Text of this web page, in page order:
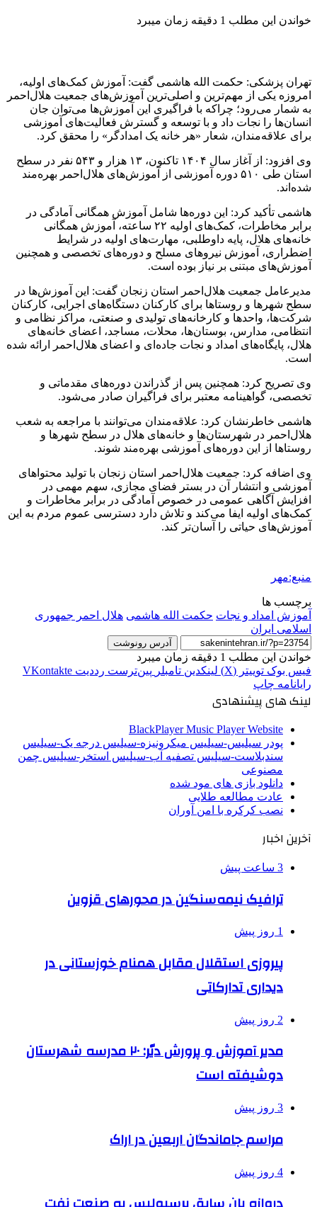
خواندن این مطلب 1 دقیقه زمان میبرد
تهران پزشکی: حکمت الله هاشمی گفت: آموزش کمک‌های اولیه،
امروزه یکی از مهم‌ترین و اصلی‌ترین آموزش‌های جمعیت هلال‌احمر
به شمار می‌رود؛ چراکه با فراگیری این آموزش‌ها می‌توان جان
انسان‌ها را نجات داد و با توسعه و گسترش فعالیت‌های آموزشی
برای علاقه‌مندان، شعار «هر خانه یک امدادگر» را محقق کرد.
وی افزود: از آغاز سال ۱۴۰۴ تاکنون، ۱۳ هزار و ۵۴۳ نفر در سطح
استان طی ۵۱۰ دوره آموزشی از آموزش‌های هلال‌احمر بهره‌مند
شده‌اند.
هاشمی تأکید کرد: این دوره‌ها شامل آموزش همگانی آمادگی در
برابر مخاطرات، کمک‌های اولیه ۲۲ ساعته، آموزش همگانی
خانه‌های هلال، پایه داوطلبی، مهارت‌های اولیه در شرایط
اضطراری، آموزش نیروهای مسلح و دوره‌های تخصصی و همچنین
آموزش‌های مبتنی بر نیاز بوده است.
مدیرعامل جمعیت هلال‌احمر استان زنجان گفت: این آموزش‌ها در
سطح شهرها و روستاها برای کارکنان دستگاه‌های اجرایی، کارکنان
شرکت‌ها، واحدها و کارخانه‌های تولیدی و صنعتی، مراکز نظامی و
انتظامی، مدارس، بوستان‌ها، محلات، مساجد، اعضای خانه‌های
هلال، پایگاه‌های امداد و نجات جاده‌ای و اعضای هلال‌احمر ارائه شده
است.
وی تصریح کرد: همچنین پس از گذراندن دوره‌های مقدماتی و
تخصصی، گواهینامه معتبر برای فراگیران صادر می‌شود.
هاشمی خاطرنشان کرد: علاقه‌مندان می‌توانند با مراجعه به شعب
هلال‌احمر در شهرستان‌ها و خانه‌های هلال در سطح شهرها و
روستاها از این دوره‌های آموزشی بهره‌مند شوند.
وی اضافه کرد: جمعیت هلال‌احمر استان زنجان با تولید محتواهای
آموزشی و انتشار آن در بستر فضای مجازی، سهم مهمی در
افزایش آگاهی عمومی در خصوص آمادگی در برابر مخاطرات و
کمک‌های اولیه ایفا می‌کند و تلاش دارد دسترسی عموم مردم به این
آموزش‌های حیاتی را آسان‌تر کند.
منبع:مهر
برچسب ها
آموزش امداد و نجات حکمت الله هاشمی هلال احمر جمهوری
اسلامی ایران
آدرس رونوشت
خواندن این مطلب 1 دقیقه زمان میبرد
فیس بوک توییتر (X) لینکدین ‫تامبلر ‫پین‌ترست ‫رددیت ‫VKontakte
رایانامه چاپ
لینک های پیشنهادی
BlackPlayer Music Player Website
پودر سیلیس-سیلیس میکرونیزه-سیلیس درجه یک-سیلیس
سندبلاست-سیلیس تصفیه آب-سیلیس استخر-سیلیس چمن
مصنوعی
دانلود بازی های مود شده
عادت مطالعه طلایی
نصب کرکره با امن آوران
آخرین اخبار
3 ساعت پیش
ترافیک نیمه‌سنگین در محورهای قزوین
1 روز پیش
پیروزی استقلال مقابل همنام خوزستانی در
دیداری تدارکاتی
2 روز پیش
مدیر آموزش و پرورش دیّر: ۲۰ مدرسه شهرستان
دوشیفته است
3 روز پیش
مراسم جاماندگان اربعین در اراک
4 روز پیش